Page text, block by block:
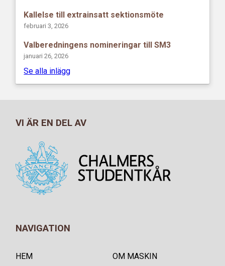
Kallelse till extrainsatt sektionsmöte
februari 3, 2026
Valberedningens nomineringar till SM3
januari 26, 2026
Se alla inlägg
VI ÄR EN DEL AV
NAVIGATION
HEM
OM MASKIN